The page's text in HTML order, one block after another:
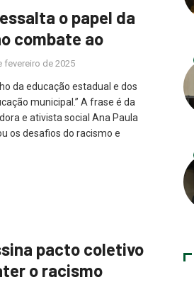
o papel da
combate ao
fevereiro de 2025
da educação estadual e dos
municipal.” A frase é da
e ativista social Ana Paula
os desafios do racismo e
pacto coletivo
o racismo